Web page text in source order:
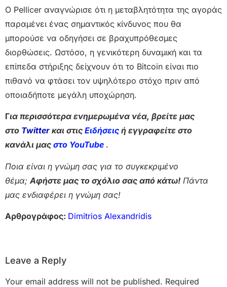
Ο Pellicer αναγνώρισε ότι η μεταβλητότητα της αγοράς
παραμένει ένας σημαντικός κίνδυνος που θα
μπορούσε να οδηγήσει σε βραχυπρόθεσμες
διορθώσεις. Ωστόσο, η γενικότερη δυναμική και τα
επίπεδα στήριξης δείχνουν ότι το Bitcoin είναι πιο
πιθανό να φτάσει τον υψηλότερο στόχο πριν από
οποιαδήποτε μεγάλη υποχώρηση.
Για περισσότερα ενημερωμένα νέα, βρείτε μας
στο Twitter και στις Ειδήσεις ή εγγραφείτε στο
κανάλι μας στο YouTube .
Ποια είναι η γνώμη σας για το συγκεκριμένο
θέμα; Αφήστε μας το σχόλιο σας από κάτω! Πάντα
μας ενδιαφέρει η γνώμη σας!
Αρθρογράφος: Dimitrios Alexandridis
Leave a Reply
Your email address will not be published. Required